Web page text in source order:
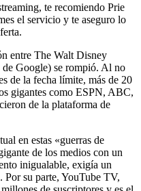
te recomiendo Prie
el servicio y te aseguro lo
entre The Walt Disney
Google) se rompió. Al no
de la fecha límite, más de 20
gigantes como ESPN, ABC,
de la plataforma de
en estas «guerras de
de los medios con un
inigualable, exigía un
Por su parte, YouTube TV,